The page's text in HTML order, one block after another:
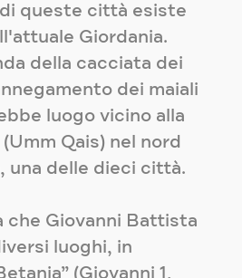
queste città esiste
Giordania.
della cacciata dei
dei maiali
luogo vicino alla
Qais) nel nord
una delle dieci città.
che Giovanni Battista
luoghi, in
(Giovanni 1,